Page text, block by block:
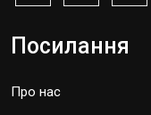
Посилання
Про нас